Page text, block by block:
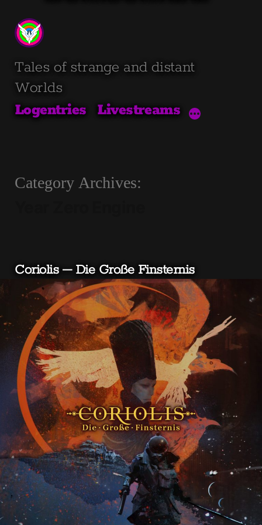
content
Tales of strange and distant
Worlds
Logentries
Livestreams
Category Archives:
Coriolis – Die Große Finsternis